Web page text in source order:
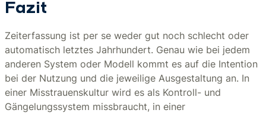
Fazit
Zeiterfassung ist per se weder gut noch schlecht oder
automatisch letztes Jahrhundert. Genau wie bei jedem
anderen System oder Modell kommt es auf die Intention
bei der Nutzung und die jeweilige Ausgestaltung an. In
einer Misstrauenskultur wird es als Kontroll- und
Gängelungssystem missbraucht, in einer